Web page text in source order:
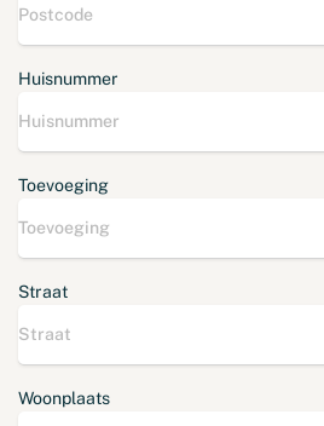
Huisnummer
Toevoeging
Straat
Woonplaats